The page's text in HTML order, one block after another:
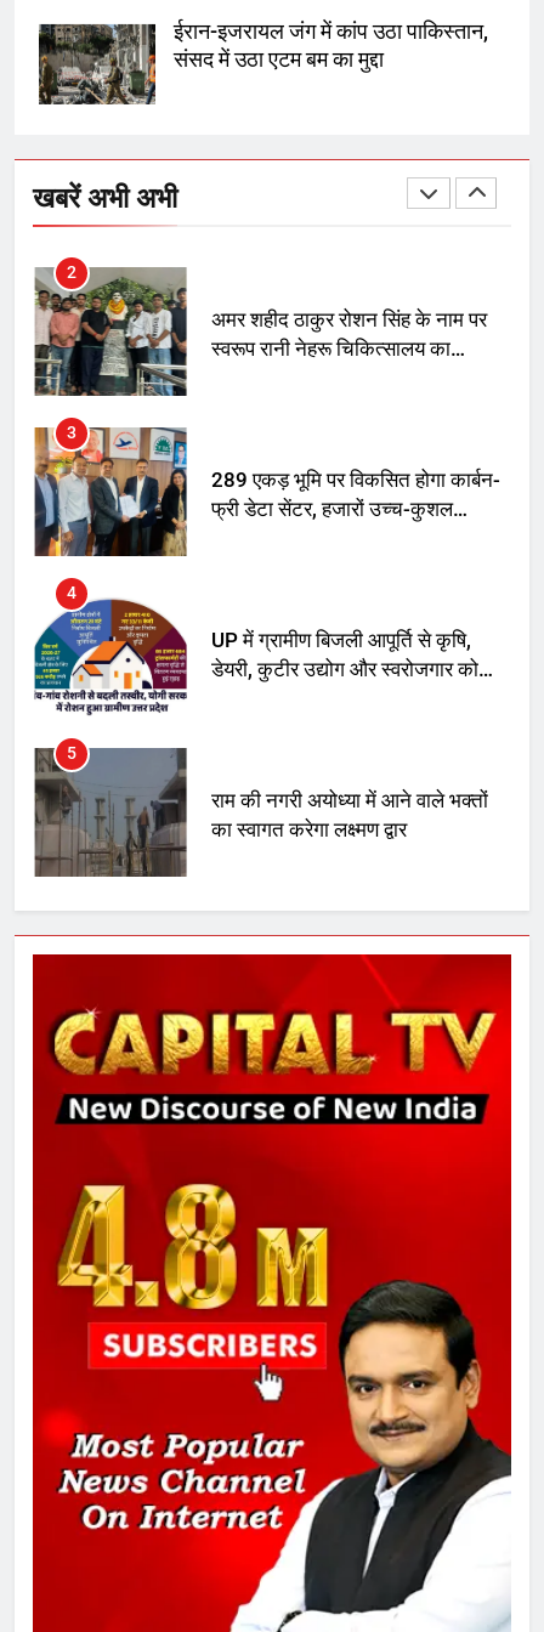
ईरान-इजरायल जंग में कांप उठा पाकिस्तान,
संसद में उठा एटम बम का मुद्दा
खबरें अभी अभी
रोशन सिंह के नाम पर करने की मांग तेज
स्वरूप रानी नेहरू चिकित्सालय का
3
289 एकड़ भूमि पर विकसित होगा कार्बन-
फ्री डेटा सेंटर, हजारों उच्च-कुशल
4
UP में ग्रामीण बिजली आपूर्ति से कृषि,
डेयरी, कुटीर उद्योग और स्वरोजगार को
5
राम की नगरी अयोध्या में आने वाले भक्तों
का स्वागत करेगा लक्ष्मण द्वार
6
उत्तर प्रदेश में गांवों में बढ़ेंगी सुविधाएं: 67%
बढ़ा पंचायतों का बजट
गाजा युद्धविराम को लेकर बड़ी खबरें
चुनाव से पहले लालू परिवार पर बड़ा झटका,
तय किए
1
SRN अस्पताल का नाम अमर शहीद ठाकुर
रोशन सिंह के नाम पर करने की मांग तेज
2
अमर शहीद ठाकुर रोशन सिंह के नाम पर
स्वरूप रानी नेहरू चिकित्सालय का
नामकरण करने की मांग को लेकर
अनिश्चितकालीन धरना शुरू
289 एकड़ भूमि पर विकसित होगा कार्बन-